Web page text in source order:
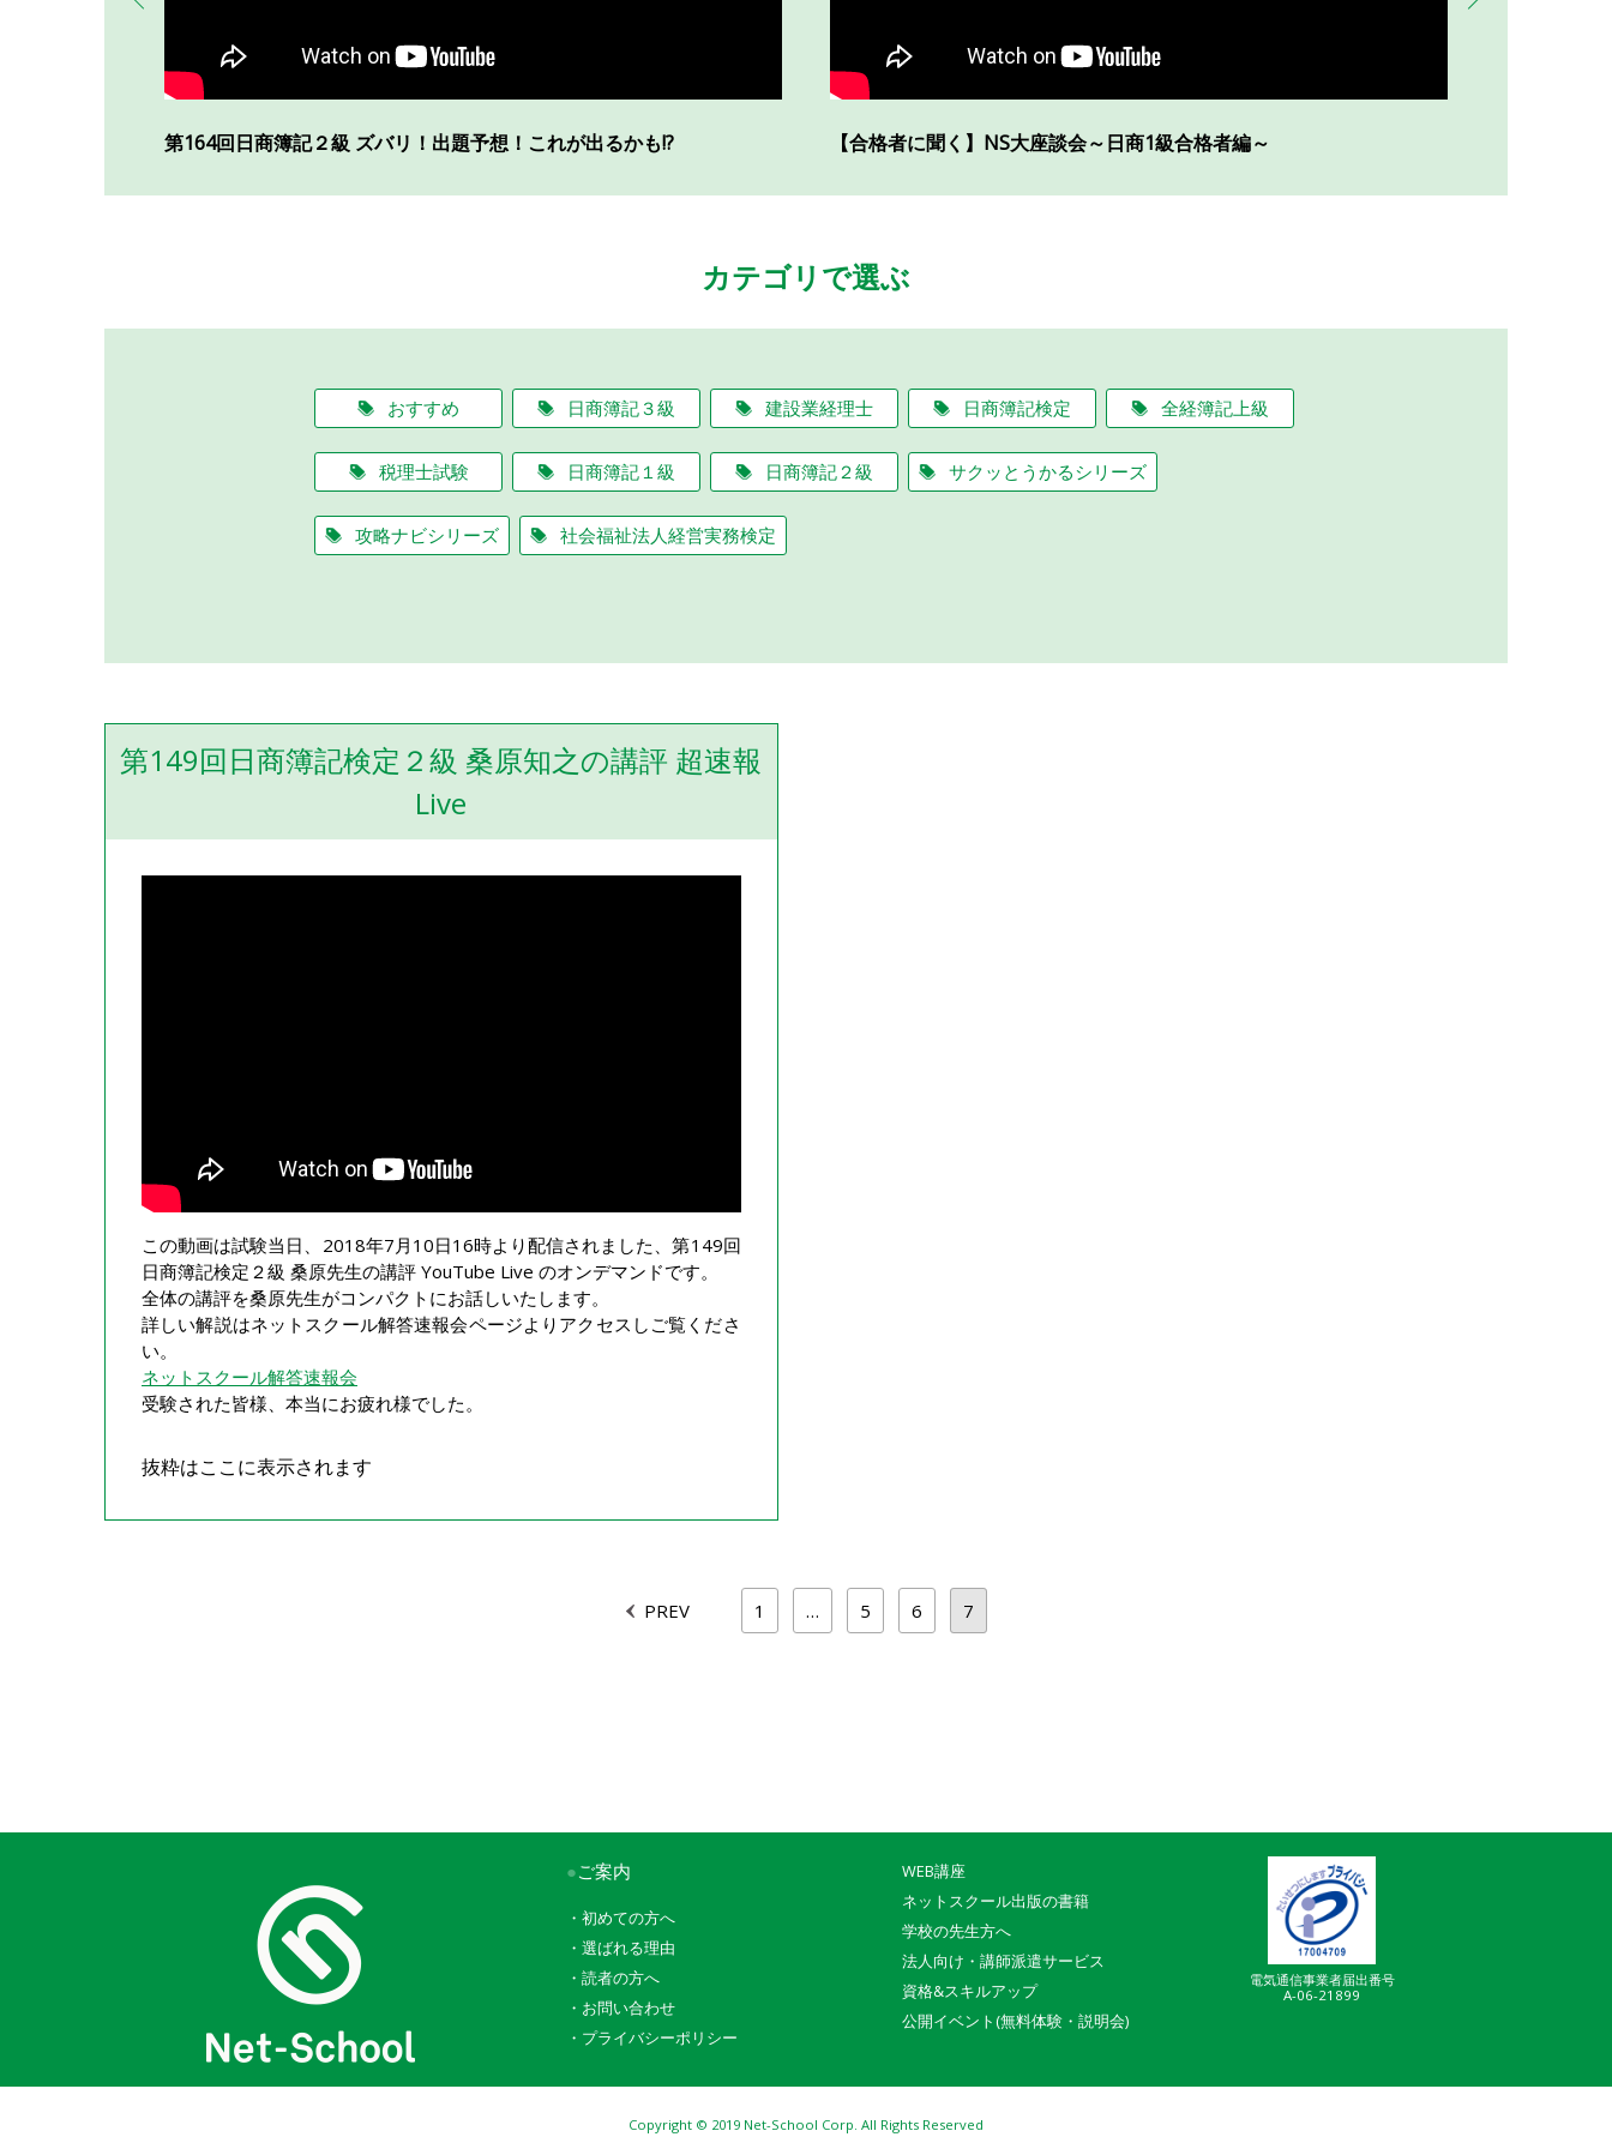
第164回日商簿記２級 ズバリ！出題予想！これが出るかも!? 【合格者に聞く】NS大座談会～日商1級合格者編～
カテゴリで選ぶ
おすすめ 日商簿記３級 建設業経理士 日商簿記検定 全経簿記上級
税理士試験 日商簿記１級 日商簿記２級 サクッとうかるシリーズ
攻略ナビシリーズ 社会福祉法人経営実務検定
第149回日商簿記検定２級 桑原知之の講評 超速報
Live
この動画は試験当日、2018年7月10日16時より配信されました、第149回
日商簿記検定２級 桑原先生の講評 YouTube Live のオンデマンドです。
全体の講評を桑原先生がコンパクトにお話しいたします。
詳しい解説はネットスクール解答速報会ページよりアクセスしご覧くださ
い。
ネットスクール解答速報会
受験された皆様、本当にお疲れ様でした。
抜粋はここに表示されます
PREV 1 … 5 6 7
●ご案内
・ 初めての方へ
・ 選ばれる理由
・ 読者の方へ
・ お問い合わせ
・ プライバシーポリシー
WEB講座
ネットスクール出版の書籍
学校の先生方へ
法人向け・講師派遣サービス
資格&スキルアップ
公開イベント(無料体験・説明会)
電気通信事業者届出番号
A-06-21899
Copyright © 2019 Net-School Corp. All Rights Reserved